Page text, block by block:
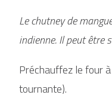
Le chutney de
indienne. Il peut être
Préchauffez le four
tournante).